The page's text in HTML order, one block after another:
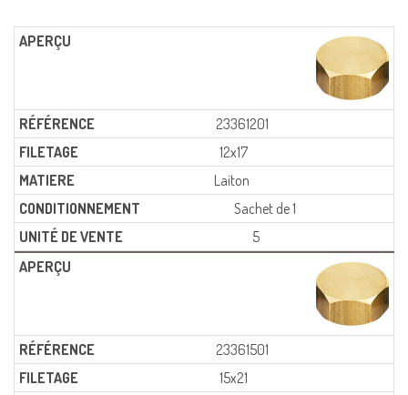
23361201
12x17
Laiton
Sachet de 1
5
23361501
15x21